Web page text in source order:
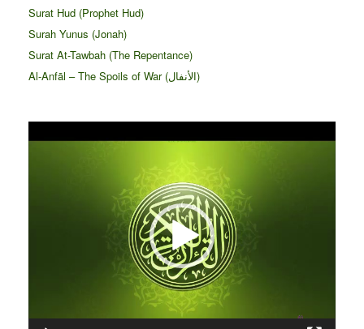
Surat Hud (Prophet Hud)
Surah Yunus (Jonah)
Surat At-Tawbah (The Repentance)
Al-Anfāl – The Spoils of War (الأنفال‎)
Player